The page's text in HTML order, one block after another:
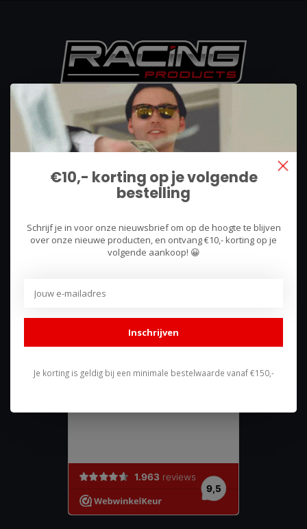
We use what we sell, that's the difference!
Hullerpad 13Q
Lunteren, Nederland
085 744 4602
shop@racing-products.com
Reviews
€10,- korting op je volgende
bestelling
Schrijf je in voor onze nieuwsbrief om op de hoogte te blijven
over onze nieuwe producten, en ontvang €10,- korting op je
volgende aankoop! 😀
Inschrijven
Je korting is geldig bij een minimale bestelwaarde vanaf €150,-